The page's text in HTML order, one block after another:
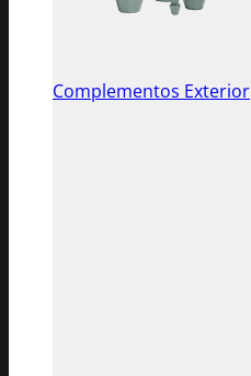
Complementos Exterior